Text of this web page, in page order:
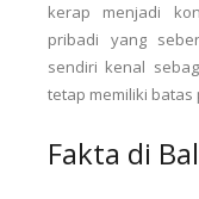
kerap menjadi
pribadi yang
sendiri kenal
tetap memiliki batas
Fakta di